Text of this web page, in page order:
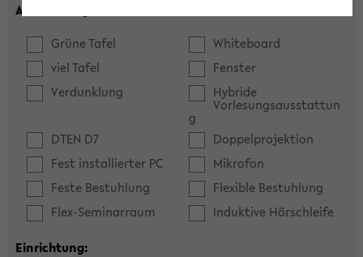
Ausstattung:
Grüne Tafel
Whiteboard
viel Tafel
Fenster
Verdunklung
Hybride
Vorlesungsausstattun
g
DTEN D7
Doppelprojektion
Fest installierter PC
Mikrofon
Feste Bestuhlung
Flexible Bestuhlung
Flex-Seminarraum
Induktive Hörschleife
Einrichtung: